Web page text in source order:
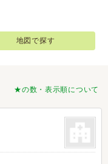
地図で探す
★の数・表示順について